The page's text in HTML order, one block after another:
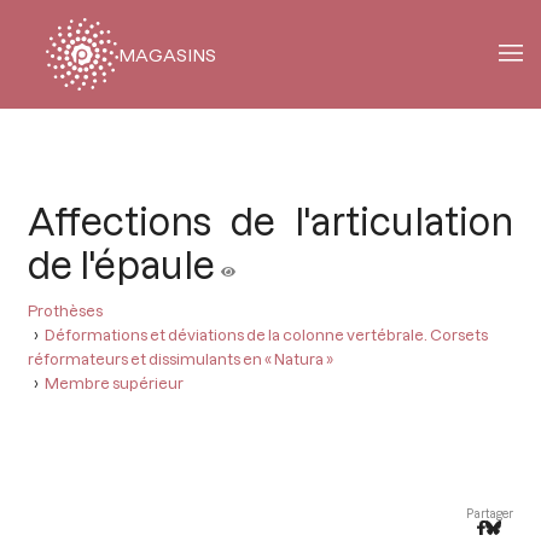
MAGASINS
Affections de l'articulation
de l'épaule
Prothèses
Déformations et déviations de la colonne vertébrale. Corsets
réformateurs et dissimulants en « Natura »
Membre supérieur
Partager